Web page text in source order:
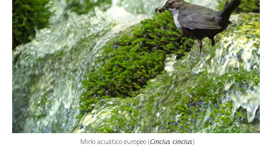
Mirlo acuático europeo (Cinclus cinclus)